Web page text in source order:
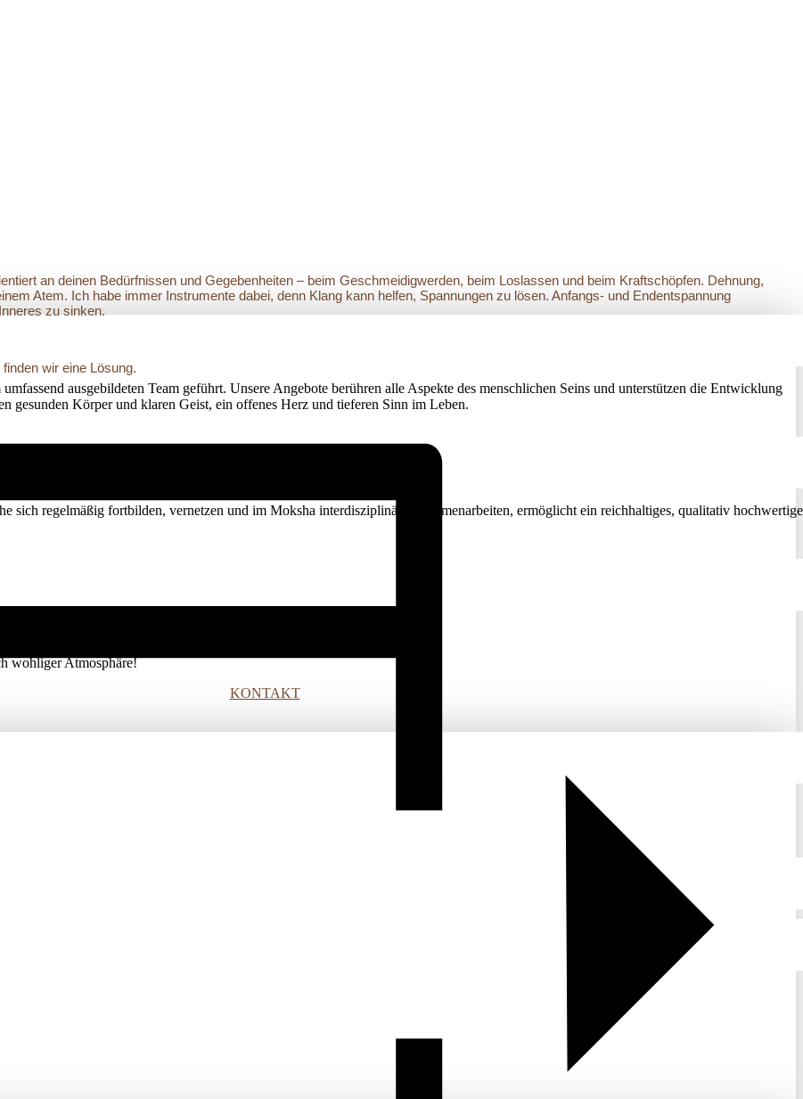
ausgebildeten Team geführt. Unsere Angebote berühren alle Aspekte des menschlichen Seins und unterstützen die Entwicklung
gesunden Körper und klaren Geist, ein offenes Herz und tieferen Sinn im Leben.
sich regelmäßig fortbilden, vernetzen und im Moksha interdisziplinär zusammenarbeiten, ermöglicht ein reichhaltiges, qualitativ
wohliger Atmosphäre!
KONTAKT
an deinen Bedürfnissen und Gegebenheiten – beim Geschmeidigwerden, beim Loslassen und beim Kraftschöpfen. Dehnung,
Atem. Ich habe immer Instrumente dabei, denn Klang kann helfen, Spannungen zu lösen. Anfangs- und Endentspannung
zu sinken.
wir eine Lösung.